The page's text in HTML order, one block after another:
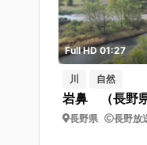
Full HD 01:27
川 自然
岩鼻 （長野
長野県 長野放